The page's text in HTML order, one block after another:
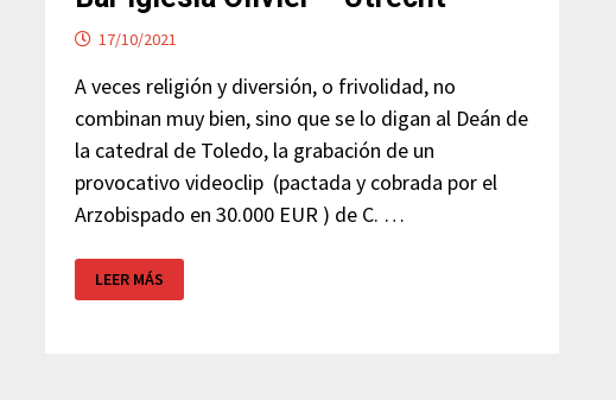
17/10/2021
A veces religión y diversión, o frivolidad, no
combinan muy bien, sino que se lo digan al Deán de
la catedral de Toledo, la grabación de un
provocativo videoclip (pactada y cobrada por el
Arzobispado en 30.000 EUR ) de C. …
BAR
IGLESIA
OLIVIER
LEER MÁS